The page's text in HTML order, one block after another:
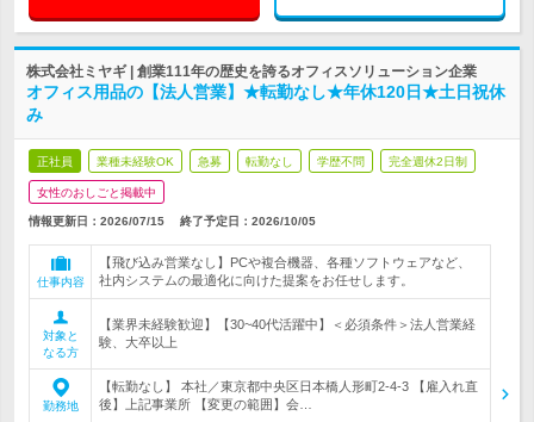
株式会社ミヤギ | 創業111年の歴史を誇るオフィスソリューション企業
オフィス用品の【法人営業】★転勤なし★年休120日★土日祝休
み
正社員 業種未経験OK 急募 転勤なし 学歴不問 完全週休2日制
女性のおしごと掲載中
情報更新日：2026/07/15 終了予定日： 2026/10/05
仕事内容
【飛び込み営業なし】PCや複合機器、各種ソフトウェアなど、
社内システムの最適化に向けた提案をお任せします。
対象と
なる方
【業界未経験歓迎】【30~40代活躍中】＜必須条件＞法人営業経
験、大卒以上
勤務地
【転勤なし】 本社／東京都中央区日本橋人形町2-4-3 【雇入れ直
後】上記事業所 【変更の範囲】会…